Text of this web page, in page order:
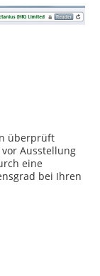
überprüft
Ausstellung
eine
bei Ihren